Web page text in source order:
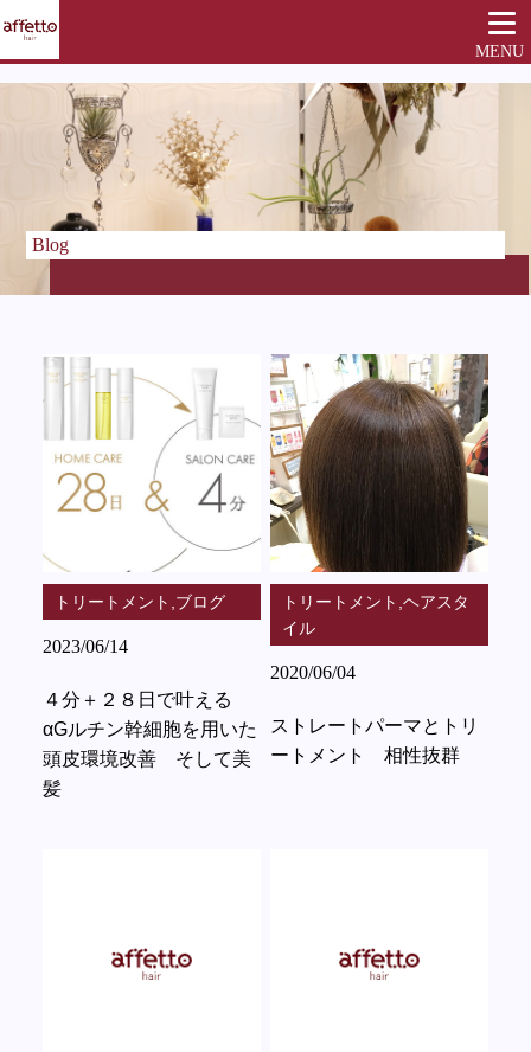
MENU
Blog
トリートメント,ブログ
2023/06/14
４分＋２８日で叶える
αGルチン幹細胞を用いた
頭皮環境改善 そして美
髪
トリートメント,ヘアスタ
イル
2020/06/04
ストレートパーマとトリ
ートメント 相性抜群